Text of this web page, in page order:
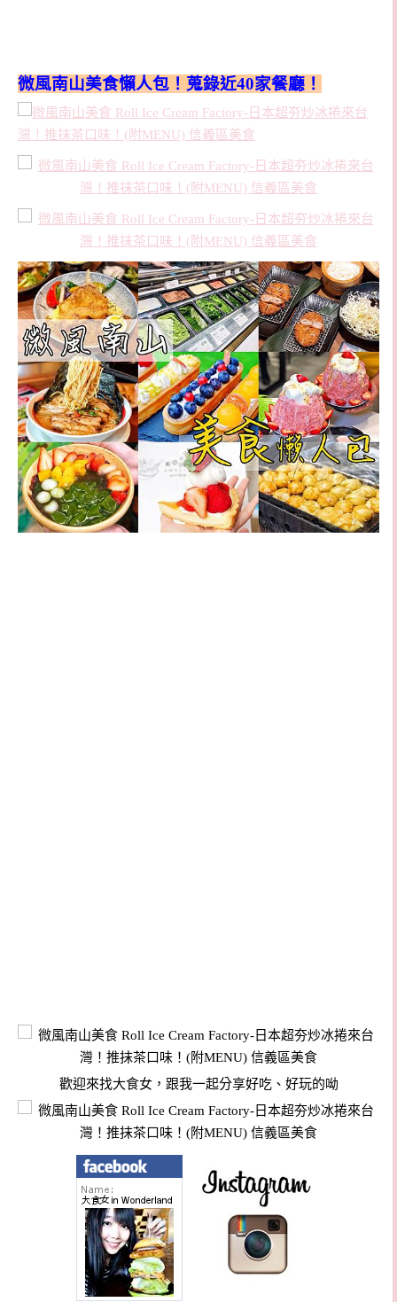
微風南山美食懶人包！蒐錄近40家餐廳！
歡迎來找大食女，跟我一起分享好吃、好玩的呦